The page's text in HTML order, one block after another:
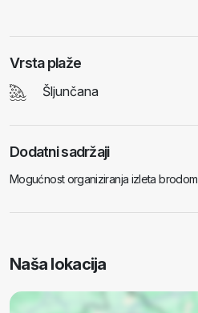
Vrsta plaže
Šljunčana
Dodatni sadržaji
Mogućnost organiziranja izleta brodom
Naša lokacija